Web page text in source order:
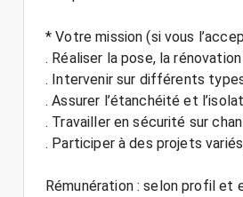
* Votre mission (si vous
. Réaliser la pose, la
. Intervenir sur différents
. Assurer l’étanchéité et
. Travailler en sécurité sur
. Participer à des projets
Rémunération : selon profil et